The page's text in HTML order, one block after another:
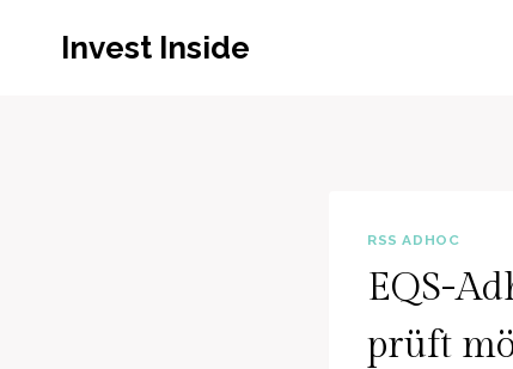
Invest Inside
RSS ADHOC
EQS-
prüft